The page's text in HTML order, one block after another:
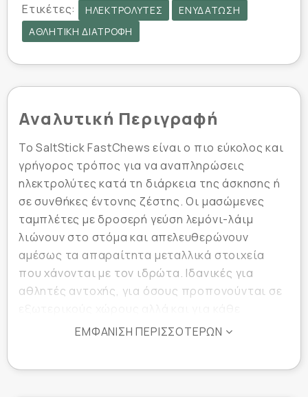
Ετικέτες: ΗΛΕΚΤΡΟΛΎΤΕΣ
ΕΝΥΔΆΤΩΣΗ
ΑΘΛΗΤΙΚΉ ΔΙΑΤΡΟΦΉ
Αναλυτική Περιγραφή
Το SaltStick FastChews είναι ο πιο εύκολος και
γρήγορος τρόπος για να αναπληρώσεις
ηλεκτρολύτες κατά τη διάρκεια της άσκησης ή
σε συνθήκες έντονης ζέστης. Οι μασώμενες
ταμπλέτες με δροσερή γεύση λεμόνι-λάιμ
λιώνουν στο στόμα και απελευθερώνουν
αμέσως τα απαραίτητα μεταλλικά στοιχεία
που χάνονται με τον ιδρώτα. Ιδανικές για
αθλητές αντοχής, για όσους προπονούνται σε
περίπτωση όπου χρειάζεται άμεση ενυδάτωση
ΕΜΦΆΝΙΣΗ ΠΕΡΙΣΣΌΤΕΡΩΝ